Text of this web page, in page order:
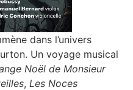
dans l’univers
Un voyage musical
Noël de Monsieur
, Les Noces